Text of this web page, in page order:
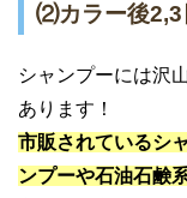
⑵カラー後2,3
シャンプーには沢
あります！
市販されているシ
ンプーや石油石鹸